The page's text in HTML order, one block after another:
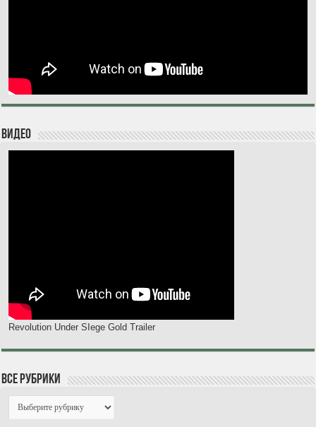
Видео
Revolution Under SIege Gold Trailer
Все рубрики